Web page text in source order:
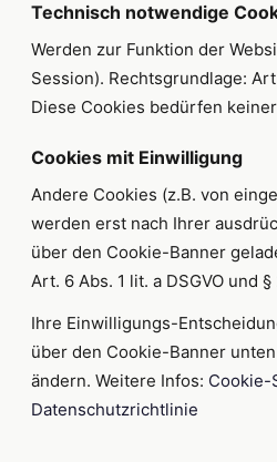
Technisch notwendige
Werden zur Funktion der
Session). Rechtsgrundlage:
Diese Cookies bedürfen
Cookies mit Einwilligung
Andere Cookies (z.B. von
werden erst nach Ihrer
über den Cookie-Banner
Art. 6 Abs. 1 lit. a DSGVO und §
Ihre Einwilligungs-
über den Cookie-Banner
ändern. Weitere Infos: Cookie-
Datenschutzrichtlinie